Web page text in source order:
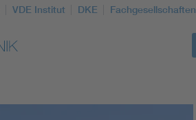
VDE Institut DKE Fachgesellschaften